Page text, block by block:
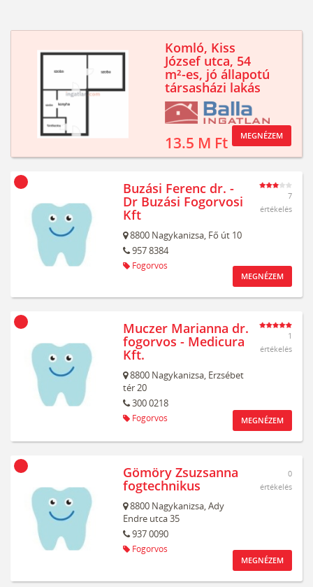
Komló, Kiss
József utca, 54
m²-es, jó állapotú
társasházi lakás
13.5 M Ft MEGNÉZEM
Buzási Ferenc dr. -
Dr Buzási Fogorvosi
Kft
8800 Nagykanizsa, Fő út 10
957 8384
Fogorvos
7
értékelés
MEGNÉZEM
Muczer Marianna dr.
fogorvos - Medicura
Kft.
8800 Nagykanizsa, Erzsébet
tér 20
300 0218
Fogorvos
1
értékelés
MEGNÉZEM
Gömöry Zsuzsanna
fogtechnikus
8800 Nagykanizsa,Ady
Endre utca 35
937 0090
Fogorvos
0
értékelés
MEGNÉZEM